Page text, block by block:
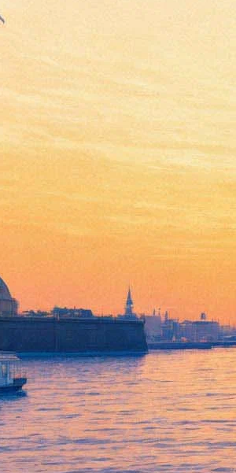
Коварство и любовь
30 июля 2012, понедельник,19.00
Версия для печати